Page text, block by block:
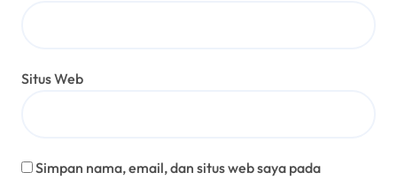
Situs Web
Simpan nama, email, dan situs web saya pada